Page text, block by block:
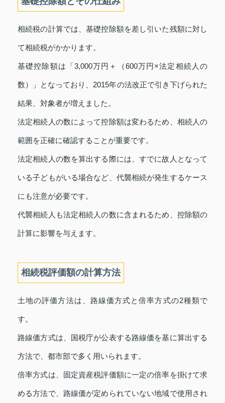
相続税の計算では、基礎控除額を差し引いた残額に対し
て相続税がかかります。
基礎控除額は「3,000万円＋（600万円×法定相続人の
数）」となっており、2015年の法改正で引き下げられた
結果、対象者が増えました。
法定相続人の数によって控除額は変わるため、相続人の
範囲を正確に確認することが重要です。
法定相続人の数を算出する際には、すでに故人となって
いる子どもがいる場合など、代襲相続が発生するケース
にも注意が必要です。
代襲相続人も法定相続人の数に含まれるため、控除額の
計算に影響を与えます。
相続税評価額の計算方法
土地の評価方法は、路線価方式と倍率方式の2種類で
す。
路線価方式は、国税庁が公表する路線価を基に算出する
方法で、都市部で多く用いられます。
倍率方式は、固定資産税評価額に一定の倍率を掛けて求
める方法で、路線価が定められていない地域で使用され